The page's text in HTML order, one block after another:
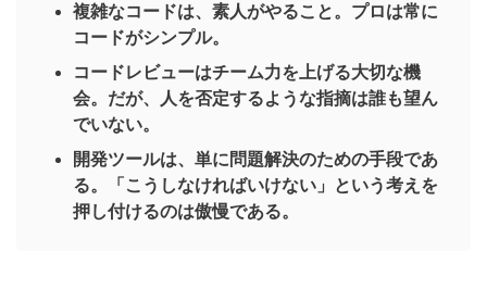
複雑なコードは、素人がやること。プロは常に
コードがシンプル。
コードレビューはチーム力を上げる大切な機
会。だが、人を否定するような指摘は誰も望ん
でいない。
開発ツールは、単に問題解決のための手段であ
る。「こうしなければいけない」という考えを
押し付けるのは傲慢である。